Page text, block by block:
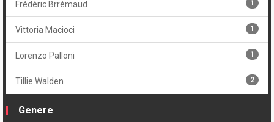
Frédéric Brrémaud 1
Vittoria Macioci 1
Lorenzo Palloni 1
Tillie Walden 2
Genere